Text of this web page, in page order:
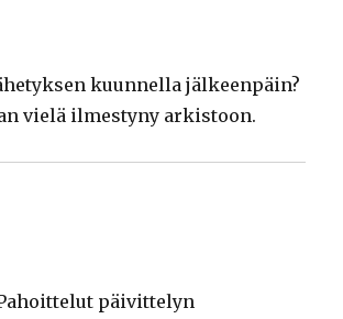
kuunnella jälkeenpäin?
vielä ilmestyny arkistoon.
päivittelyn